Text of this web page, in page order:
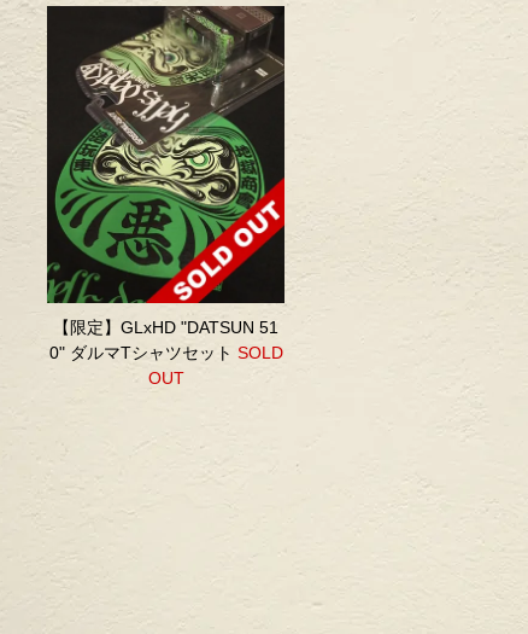
【限定】GLxHD "DATSUN 51
0" ダルマTシャツセット SOLD
OUT